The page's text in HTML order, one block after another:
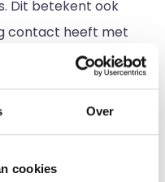
Over
cookies
Dit betekent ook
contact heeft met
andere mensen
en zeilen van het
denken
commercieel
zijn voor